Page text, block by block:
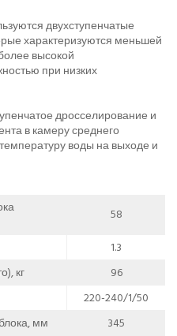
двухступенчатые
характеризуются меньшей
высокой
при низких
дросселирование и
в камеру среднего
воды на выходе и
58
1.3
кг
96
220-240/1/50
мм
345